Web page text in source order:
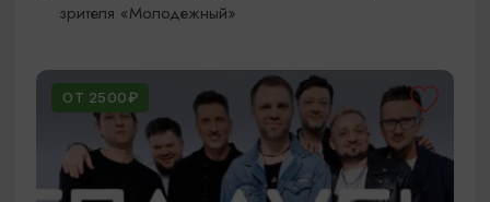
зрителя «Молодежный»
ОТ 2500₽